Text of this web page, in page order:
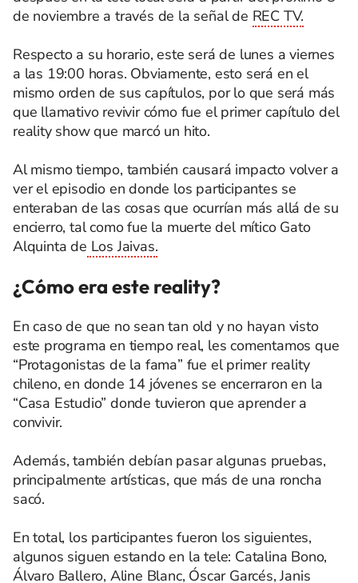
de noviembre a través de la señal de REC TV.
Respecto a su horario, este será de lunes a viernes
a las 19:00 horas. Obviamente, esto será en el
mismo orden de sus capítulos, por lo que será más
que llamativo revivir cómo fue el primer capítulo del
reality show que marcó un hito.
Al mismo tiempo, también causará impacto volver a
ver el episodio en donde los participantes se
enteraban de las cosas que ocurrían más allá de su
encierro, tal como fue la muerte del mítico Gato
Alquinta de Los Jaivas.
¿Cómo era este reality?
En caso de que no sean tan old y no hayan visto
este programa en tiempo real, les comentamos que
“Protagonistas de la fama” fue el primer reality
chileno, en donde 14 jóvenes se encerraron en la
“Casa Estudio” donde tuvieron que aprender a
convivir.
Además, también debían pasar algunas pruebas,
principalmente artísticas, que más de una roncha
sacó.
En total, los participantes fueron los siguientes,
algunos siguen estando en la tele: Catalina Bono,
Álvaro Ballero, Aline Blanc, Óscar Garcés, Janis